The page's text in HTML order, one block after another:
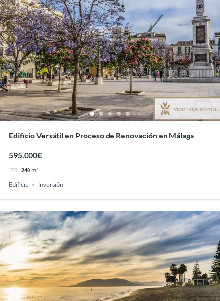
Edificio Versátil en Proceso de Renovación en Málaga
595.000€
240 m²
Edificio Inversión